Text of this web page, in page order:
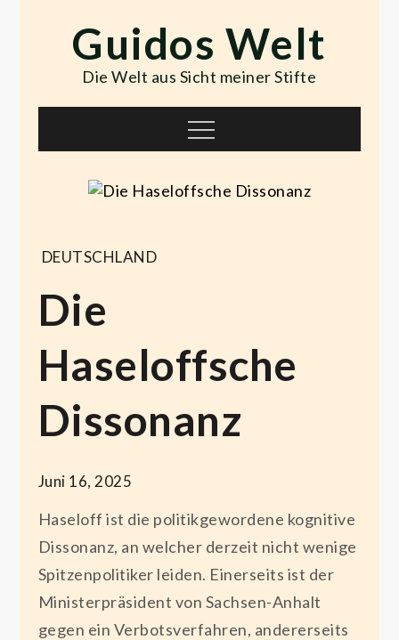
contentGuidos Welt
Die Welt aus Sicht meiner Stifte
Menu
DEUTSCHLAND
Die
Haseloffsche
Dissonanz
Juni 16, 2025
Haseloff ist die politikgewordene kognitive
Dissonanz, an welcher derzeit nicht wenige
Spitzenpolitiker leiden. Einerseits ist der
Ministerpräsident von Sachsen-Anhalt
gegen ein Verbotsverfahren, andererseits